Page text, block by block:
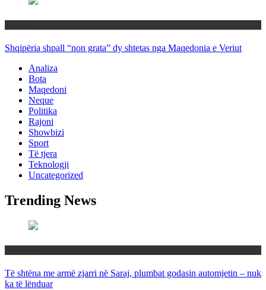
Shqipëria shpall “non grata” dy shtetas nga Maqedonia e Veriut
Analiza
Bota
Maqedoni
Neque
Politika
Rajoni
Showbizi
Sport
Të tjera
Teknologji
Uncategorized
Trending News
Të shtëna me armë zjarri në Saraj, plumbat godasin automjetin – nuk
ka të lënduar